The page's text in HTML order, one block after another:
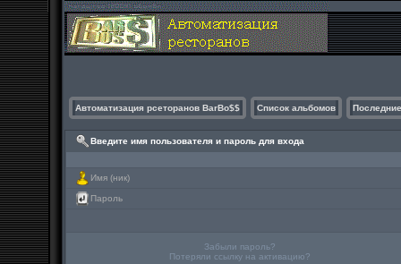
Автоматизация рсеторанов BarBo$$ Список альбомов
Введите имя пользователя и пароль для входа
Имя (ник)
Пароль
Забыли пароль?
Потеряли ссылку на активацию?